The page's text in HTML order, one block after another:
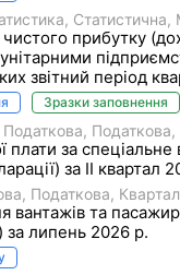
Статистична
прибутку
звітний період
Зразки заповнення
Податкова Податкова
плати за
за II квартал
Податкова Квартал
вантажів та
липень 2026 р.